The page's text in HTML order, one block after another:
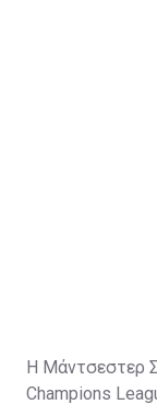
Η Μάντσεστερ
Champions